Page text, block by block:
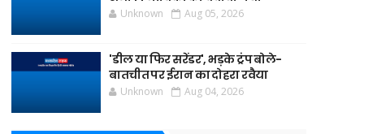
Unknown Aug 05, 2026
'डील या फिर सरेंडर', भड़के ट्रंप बोले-
बातचीत पर ईरान का दोहरा रवैया
Unknown Aug 04, 2026